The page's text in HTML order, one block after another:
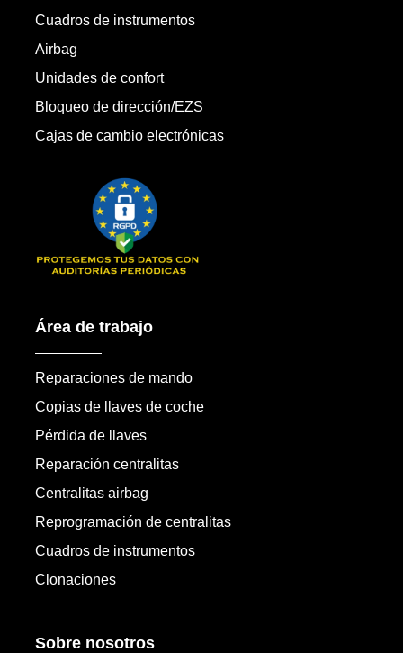
Cuadros de instrumentos
Airbag
Unidades de confort
Bloqueo de dirección/EZS
Cajas de cambio electrónicas
Área de trabajo
Reparaciones de mando
Copias de llaves de coche
Pérdida de llaves
Reparación centralitas
Centralitas airbag
Reprogramación de centralitas
Cuadros de instrumentos
Clonaciones
Sobre nosotros